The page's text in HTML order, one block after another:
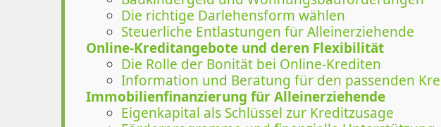
Die richtige Darlehensform wählen
Steuerliche Entlastungen für Alleinerziehende
Online-Kreditangebote und deren Flexibilität
Die Rolle der Bonität bei Online-Krediten
Information und Beratung für den passenden
Immobilienfinanzierung für Alleinerziehende
Eigenkapital als Schlüssel zur Kreditzusage